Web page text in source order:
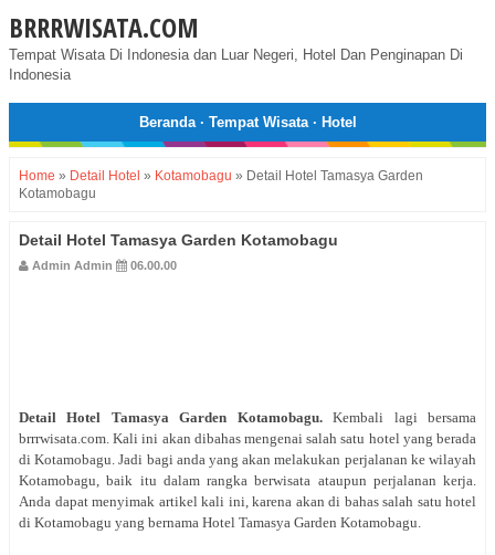
BRRRWISATA.COM
Tempat Wisata Di Indonesia dan Luar Negeri, Hotel Dan Penginapan Di
Indonesia
Beranda· Tempat Wisata· Hotel
Home » Detail Hotel » Kotamobagu » Detail Hotel Tamasya Garden
Kotamobagu
Detail Hotel Tamasya Garden Kotamobagu
Admin Admin 06.00.00
Detail Hotel Tamasya Garden Kotamobagu.Kembali lagi bersama
brrrwisata.com. Kali ini akan dibahas mengenai salah satu hotel yang berada
di Kotamobagu. Jadi bagi anda yang akan melakukan perjalanan ke wilayah
Kotamobagu, baik itu dalam rangka berwisata ataupun perjalanan kerja.
Anda dapat menyimak artikel kali ini, karena akan di bahas salah satu hotel
di Kotamobagu yang bernama Hotel Tamasya Garden Kotamobagu.